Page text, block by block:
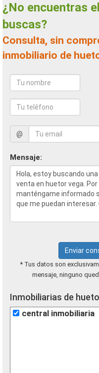
¿No encuentras el piso en venta que
buscas?
Consulta, sin compromiso, a un agente
inmobiliario de
@
Mensaje:
Enviar
* Tus datos son
mensaje, ninguno
Inmobiliarias de
central inmobiliaria